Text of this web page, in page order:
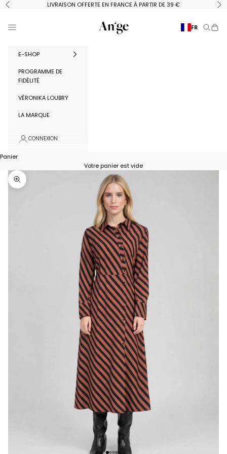
Passer au contenu
Précédent LIVRAISON OFFERTE EN FRANCE À PARTIR DE 39 €
Ange Paris
Menu FR
E-SHOP
PROGRAMME DE
FIDÉLITÉ
VÉRONIKA LOUBRY
LA MARQUE
CONNEXION
Panier
Votre panier est vide
Zoomer sur l'image